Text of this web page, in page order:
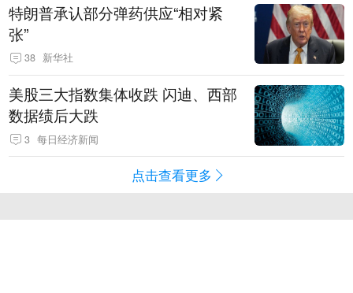
特朗普承认部分弹药供应“相对紧
张”
38 新华社
美股三大指数集体收跌 闪迪、西部
数据绩后大跌
3 每日经济新闻
点击查看更多